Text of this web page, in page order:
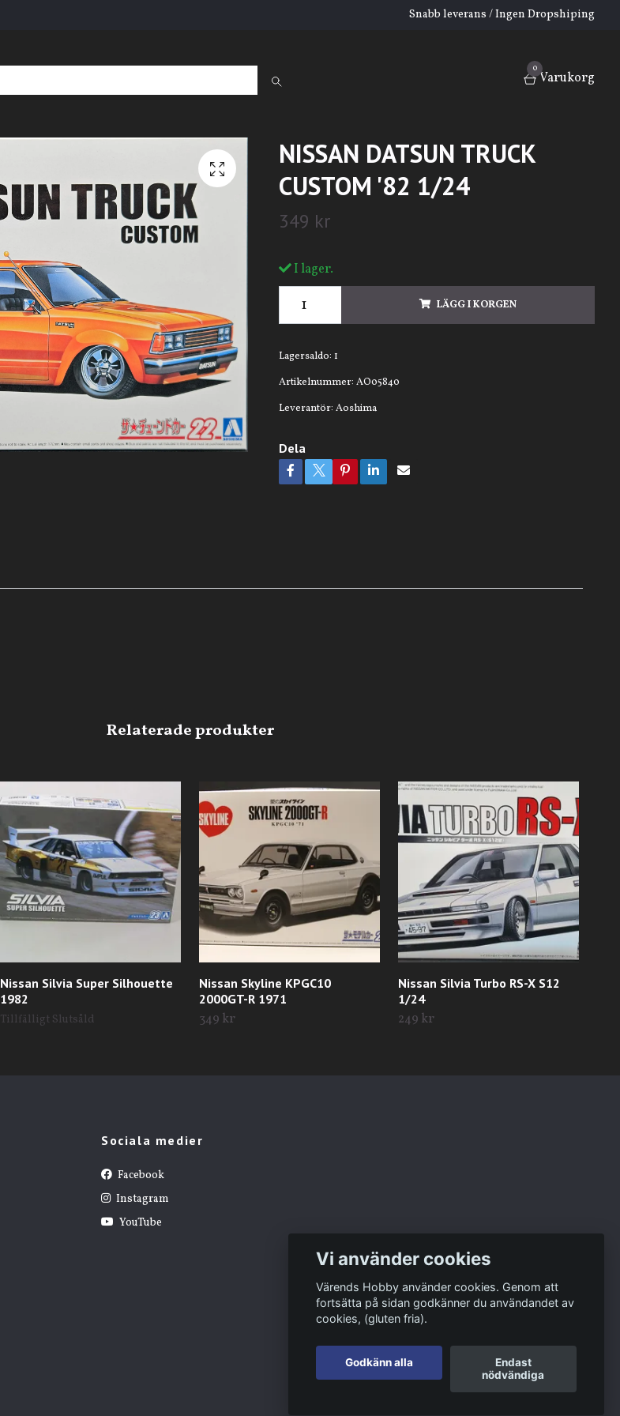
Snabb leverans / Ingen Dropshiping
0
Varukorg
NISSAN DATSUN TRUCK
CUSTOM '82 1/24
349 kr
I lager.
LÄGG I KORGEN
Lagersaldo: 1
Artikelnummer: AO05840
Leverantör: Aoshima
Dela
Nissan Silvia Super Silhouette
1982
Tillfälligt Slutsåld
Nissan Skyline KPGC10
2000GT-R 1971
349 kr
Nissan Silvia Turbo RS-X S12
1/24
249 kr
Sociala medier
Facebook
Instagram
YouTube
Vi använder cookies
Värends Hobby använder cookies. Genom att
fortsätta på sidan godkänner du användandet av
cookies, (gluten fria).
Godkänn alla
Endast
nödvändiga